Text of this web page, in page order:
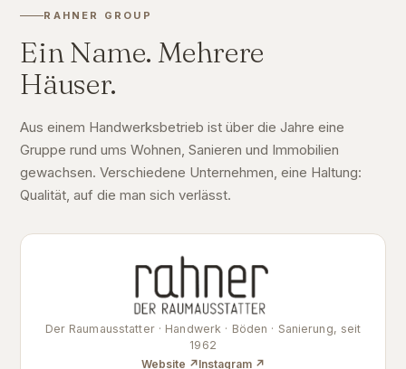
RAHNER GROUP
Ein Name. Mehrere
Häuser.
Aus einem Handwerksbetrieb ist über die Jahre eine
Gruppe rund ums Wohnen, Sanieren und Immobilien
gewachsen. Verschiedene Unternehmen, eine Haltung:
Qualität, auf die man sich verlässt.
Der Raumausstatter · Handwerk · Böden · Sanierung, seit
1962
Website ↗Instagram ↗